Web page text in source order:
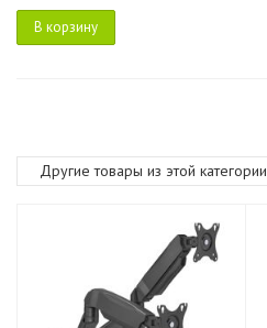
В корзину
Другие товары из этой категории